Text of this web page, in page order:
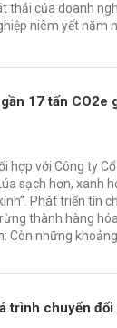
thải của doanh
niêm yết năm
17 tấn CO2e
hợp với Công ty
sạch hơn, xanh
Phát triển tín
thành hàng
Còn những
trình chuyển